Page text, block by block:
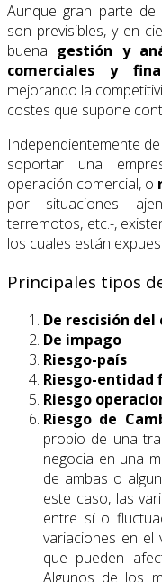
Aunque gran parte
son previsibles, y en
buena gestión y
comerciales
y
mejorando la
costes que supone
Independientemente
soportar una
operación comercial, o
por situaciones
terremotos, etc.-,
los cuales están
Principales tipos
De rescisión
De impago
Riesgo-país
Riesgo-entidad
Riesgo
Riesgo de
propio de una
negocia en una
de ambas o
este caso, las
entre sí o
variaciones en el
que pueden
Algunos de los